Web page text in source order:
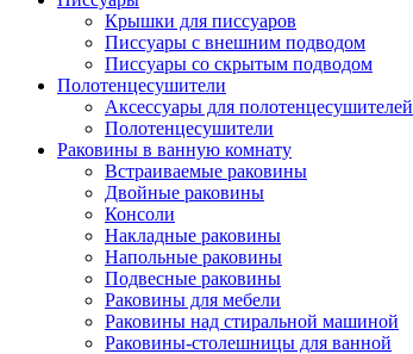
Крышки для писсуаров
Писсуары с внешним подводом
Писсуары со скрытым подводом
Полотенцесушители
Аксессуары для полотенцесушителей
Полотенцесушители
Раковины в ванную комнату
Встраиваемые раковины
Двойные раковины
Консоли
Накладные раковины
Напольные раковины
Подвесные раковины
Раковины для мебели
Раковины над стиральной машиной
Раковины-столешницы для ванной